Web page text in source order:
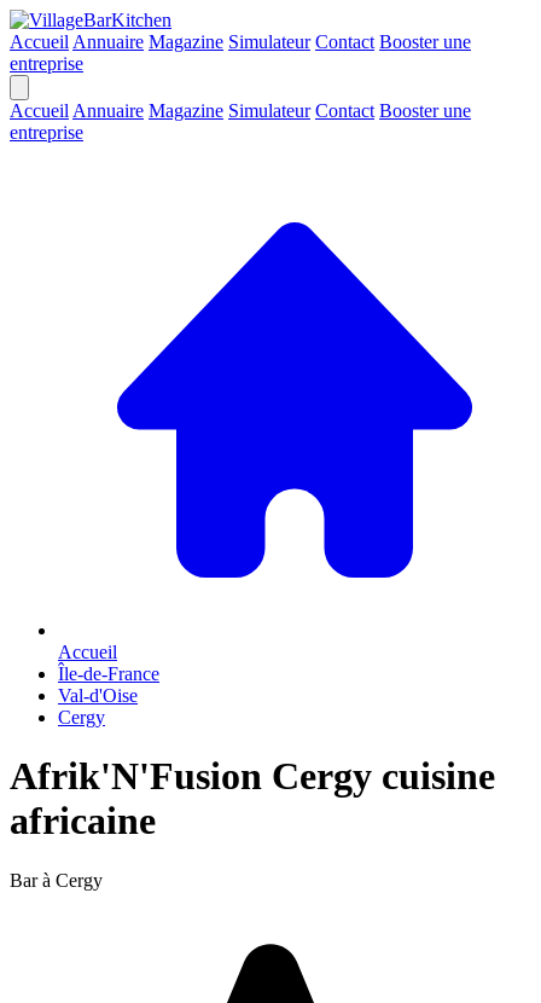
Accueil Annuaire Magazine Simulateur Contact Booster une
entreprise
Accueil Annuaire Magazine Simulateur Contact Booster une
entreprise
Accueil
Île-de-France
Val-d'Oise
Cergy
Afrik'N'Fusion Cergy cuisine
africaine
Bar à Cergy